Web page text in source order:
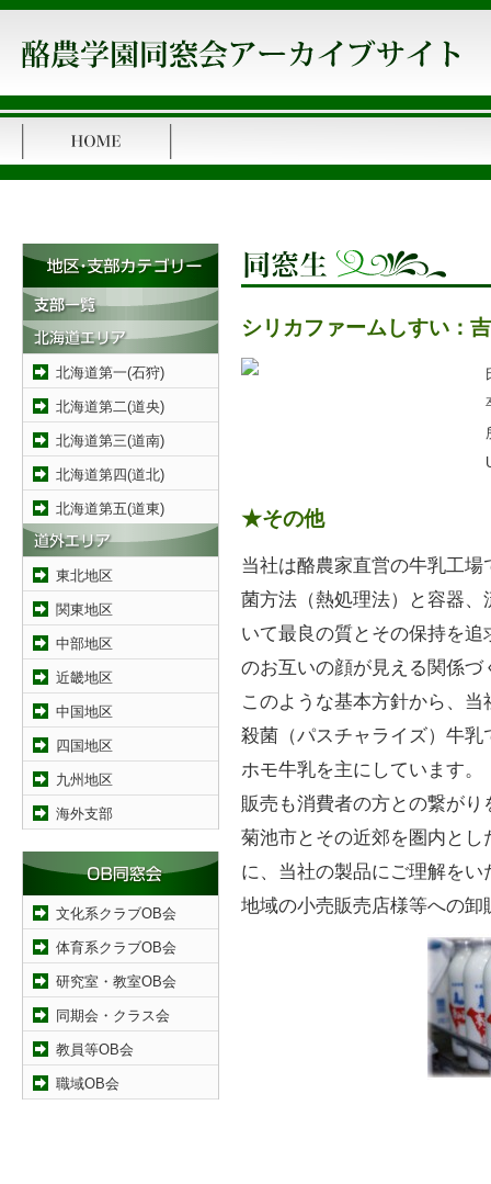
北海道第一(石狩)
北海道第二(道央)
北海道第三(道南)
北海道第四(道北)
北海道第五(道東)
東北地区
関東地区
中部地区
近畿地区
中国地区
四国地区
九州地区
海外支部
文化系クラブOB会
体育系クラブOB会
研究室・教室OB会
同期会・クラス会
教員等OB会
職域OB会
シリカファームしすい：
★その他
当社は酪農家直営の牛乳工
菌方法（熱処理法）と容器
いて最良の質とその保持を
のお互いの顔が見える関係
このような基本方針から、
殺菌（パスチャライズ）牛
ホモ牛乳を主にしています。
販売も消費者の方との繋が
菊池市とその近郊を圏内と
に、当社の製品にご理解を
地域の小売販売店様等への